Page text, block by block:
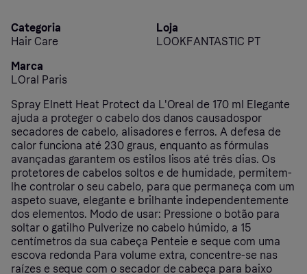
Categoria
Hair Care
Loja
LOOKFANTASTIC PT
Marca
LOral Paris
Spray Elnett Heat Protect da L'Oreal de 170 ml Elegante
ajuda a proteger o cabelo dos danos causadospor
secadores de cabelo, alisadores e ferros. A defesa de
calor funciona até 230 graus, enquanto as fórmulas
avançadas garantem os estilos lisos até três dias. Os
protetores de cabelos soltos e de humidade, permitem-
lhe controlar o seu cabelo, para que permaneça com um
aspeto suave, elegante e brilhante independentemente
dos elementos. Modo de usar: Pressione o botão para
soltar o gatilho Pulverize no cabelo húmido, a 15
centímetros da sua cabeça Penteie e seque com uma
escova redonda Para volume extra, concentre-se nas
raízes e seque com o secador de cabeça para baixo